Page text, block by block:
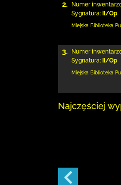
2. Numer
Sygnatura: II/Op
Miejska Biblioteka
3. Numer
Sygnatura:
II/Op
Miejska Biblioteka
Najczęściej